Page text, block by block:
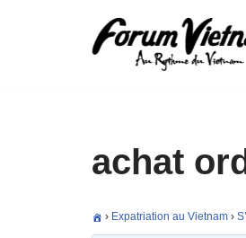
achat
› Expatriation au Vietnam ›